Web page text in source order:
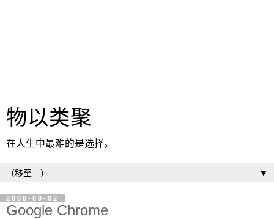
物以类聚
在人生中最难的是选择。
▼
2008-09-02
Google Chrome